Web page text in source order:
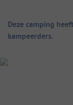
Camping
Deze camping
kampeerders.